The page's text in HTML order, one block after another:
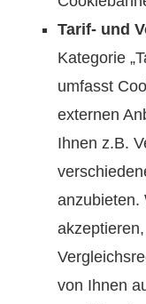
Tarif- und
Kategorie
umfasst
externen
Ihnen z.B.
anzubieten.
von Ihnen